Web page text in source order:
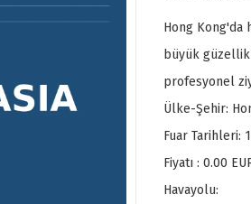
Hong Kong'da
büyük
profesyonel
Ülke-Şehir:
Fuar Tarihleri:
Fiyatı : 0.00
Havayolu: